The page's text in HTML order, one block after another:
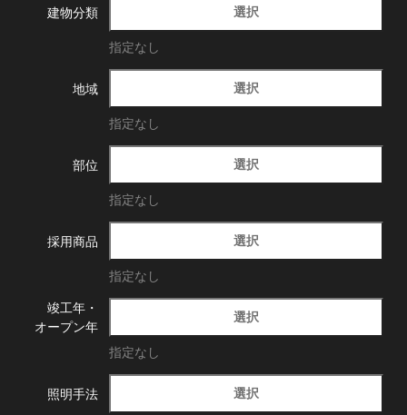
建物分類 選択
指定なし
地域 選択
指定なし
部位 選択
指定なし
採用商品 選択
指定なし
竣工年・
オープン年
選択
指定なし
照明手法 選択